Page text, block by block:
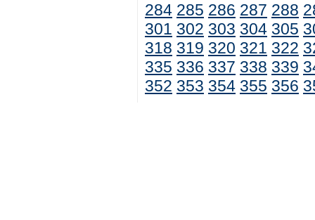
284 285 286 287 288
301 302 303 304 305
318 319 320 321 322
335 336 337 338 339
352 353 354 355 356